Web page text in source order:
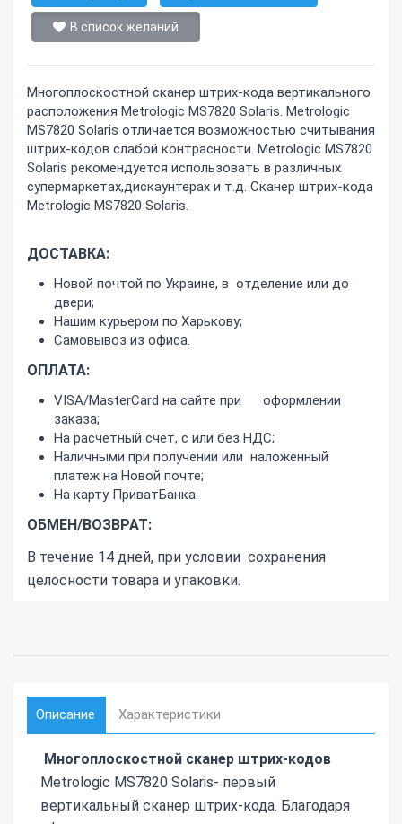
В список желаний
Многоплоскостной сканер штрих-кода вертикального
расположения Metrologic MS7820 Solaris. Metrologic
MS7820 Solaris отличается возможностью считывания
штрих-кодов слабой контрасности. Metrologic MS7820
Solaris рекомендуется использовать в различных
супермаркетах,дискаунтерах и т.д. Сканер штрих-кода
Metrologic MS7820 Solaris.
ДОСТАВКА:
Новой почтой по Украине, в отделение или до
двери;
Нашим курьером по Харькову;
Самовывоз из офиса.
ОПЛАТА:
VISA/MasterCard на сайте при оформлении
заказа;
На расчетный счет, с или без НДС;
Наличными при получении или наложенный
платеж на Новой почте;
На карту ПриватБанка.
ОБМЕН/ВОЗВРАТ:
В течение 14 дней, при условии сохранения
целосности товара и упаковки.
Описание Характеристики
Многоплоскостной сканер штрих-кодов
Metrologic MS7820 Solaris- первый
вертикальный сканер штрих-кода. Благодаря